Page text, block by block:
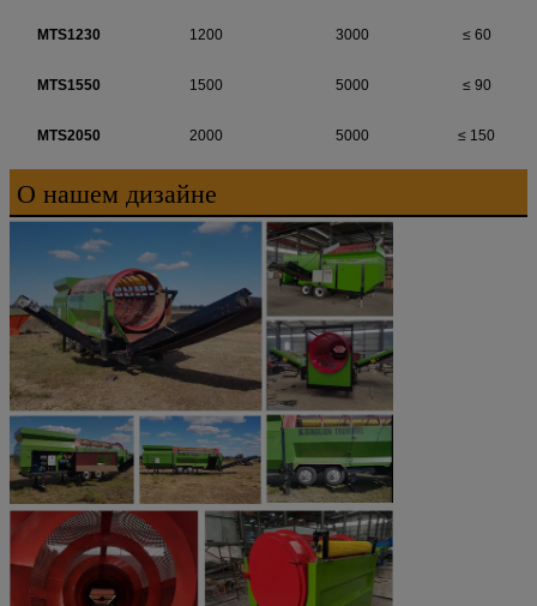
MTS1230 1200 3000 ≤ 60
MTS1550 1500 5000 ≤ 90
MTS2050 2000 5000 ≤ 150
О нашем дизайне